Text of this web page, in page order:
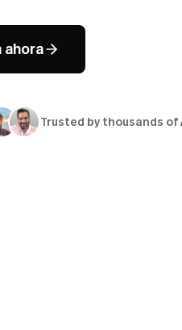
ahora
Trusted by thousands of